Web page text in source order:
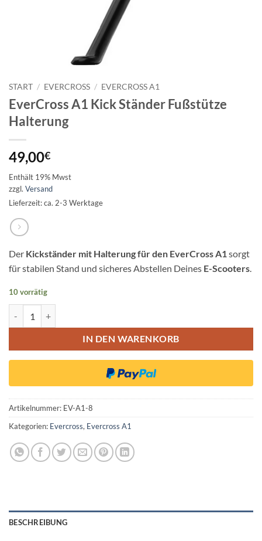
START / EVERCROSS / EVERCROSS A1
EverCross A1 Kick Ständer Fußstütze
Halterung
49,00€
Enthält 19% Mwst
zzgl. Versand
Lieferzeit: ca. 2-3 Werktage
Der Kickständer mit Halterung für den EverCross A1 sorgt
für stabilen Stand und sicheres Abstellen Deines E-Scooters
10 vorrätig
IN DEN WARENKORB
Artikelnummer: EV-A1-8
Kategorien: Evercross, Evercross A1
BESCHREIBUNG